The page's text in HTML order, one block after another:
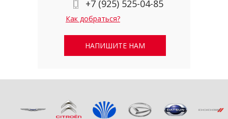
+7 (925) 525-04-85
Как добраться?
НАПИШИТЕ НАМ